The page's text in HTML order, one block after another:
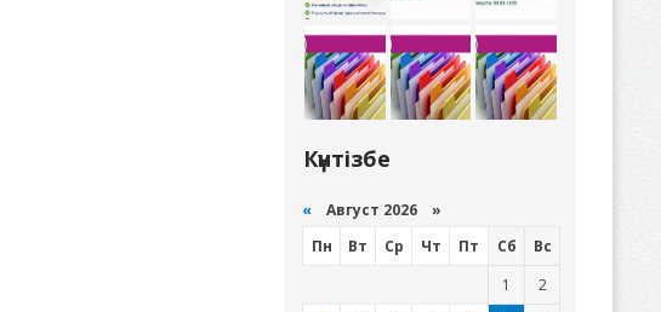
Күнтізбе
« Август 2026 »
Пн
Вт Ср Чт Пт Сб
Вс
1
2